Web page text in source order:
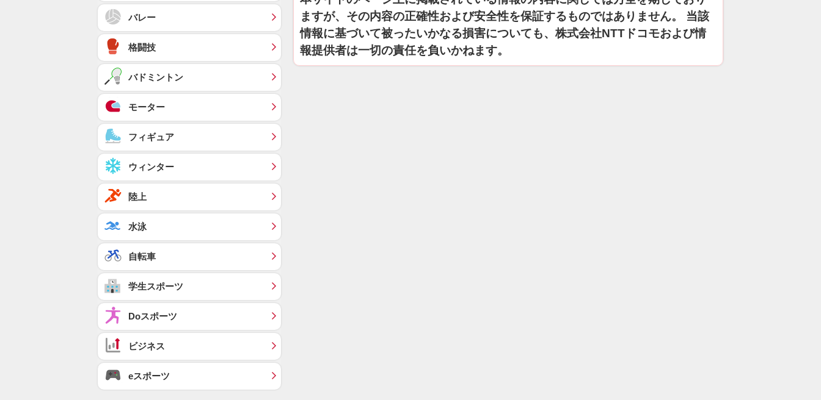
ますが、その内容の正確性および安全性を保証するものではありません。 当該
情報に基づいて被ったいかなる損害についても、株式会社NTTドコモおよび情
報提供者は一切の責任を負いかねます。
バレー
格闘技
バドミントン
モーター
フィギュア
ウィンター
陸上
水泳
自転車
学生スポーツ
Doスポーツ
ビジネス
eスポーツ